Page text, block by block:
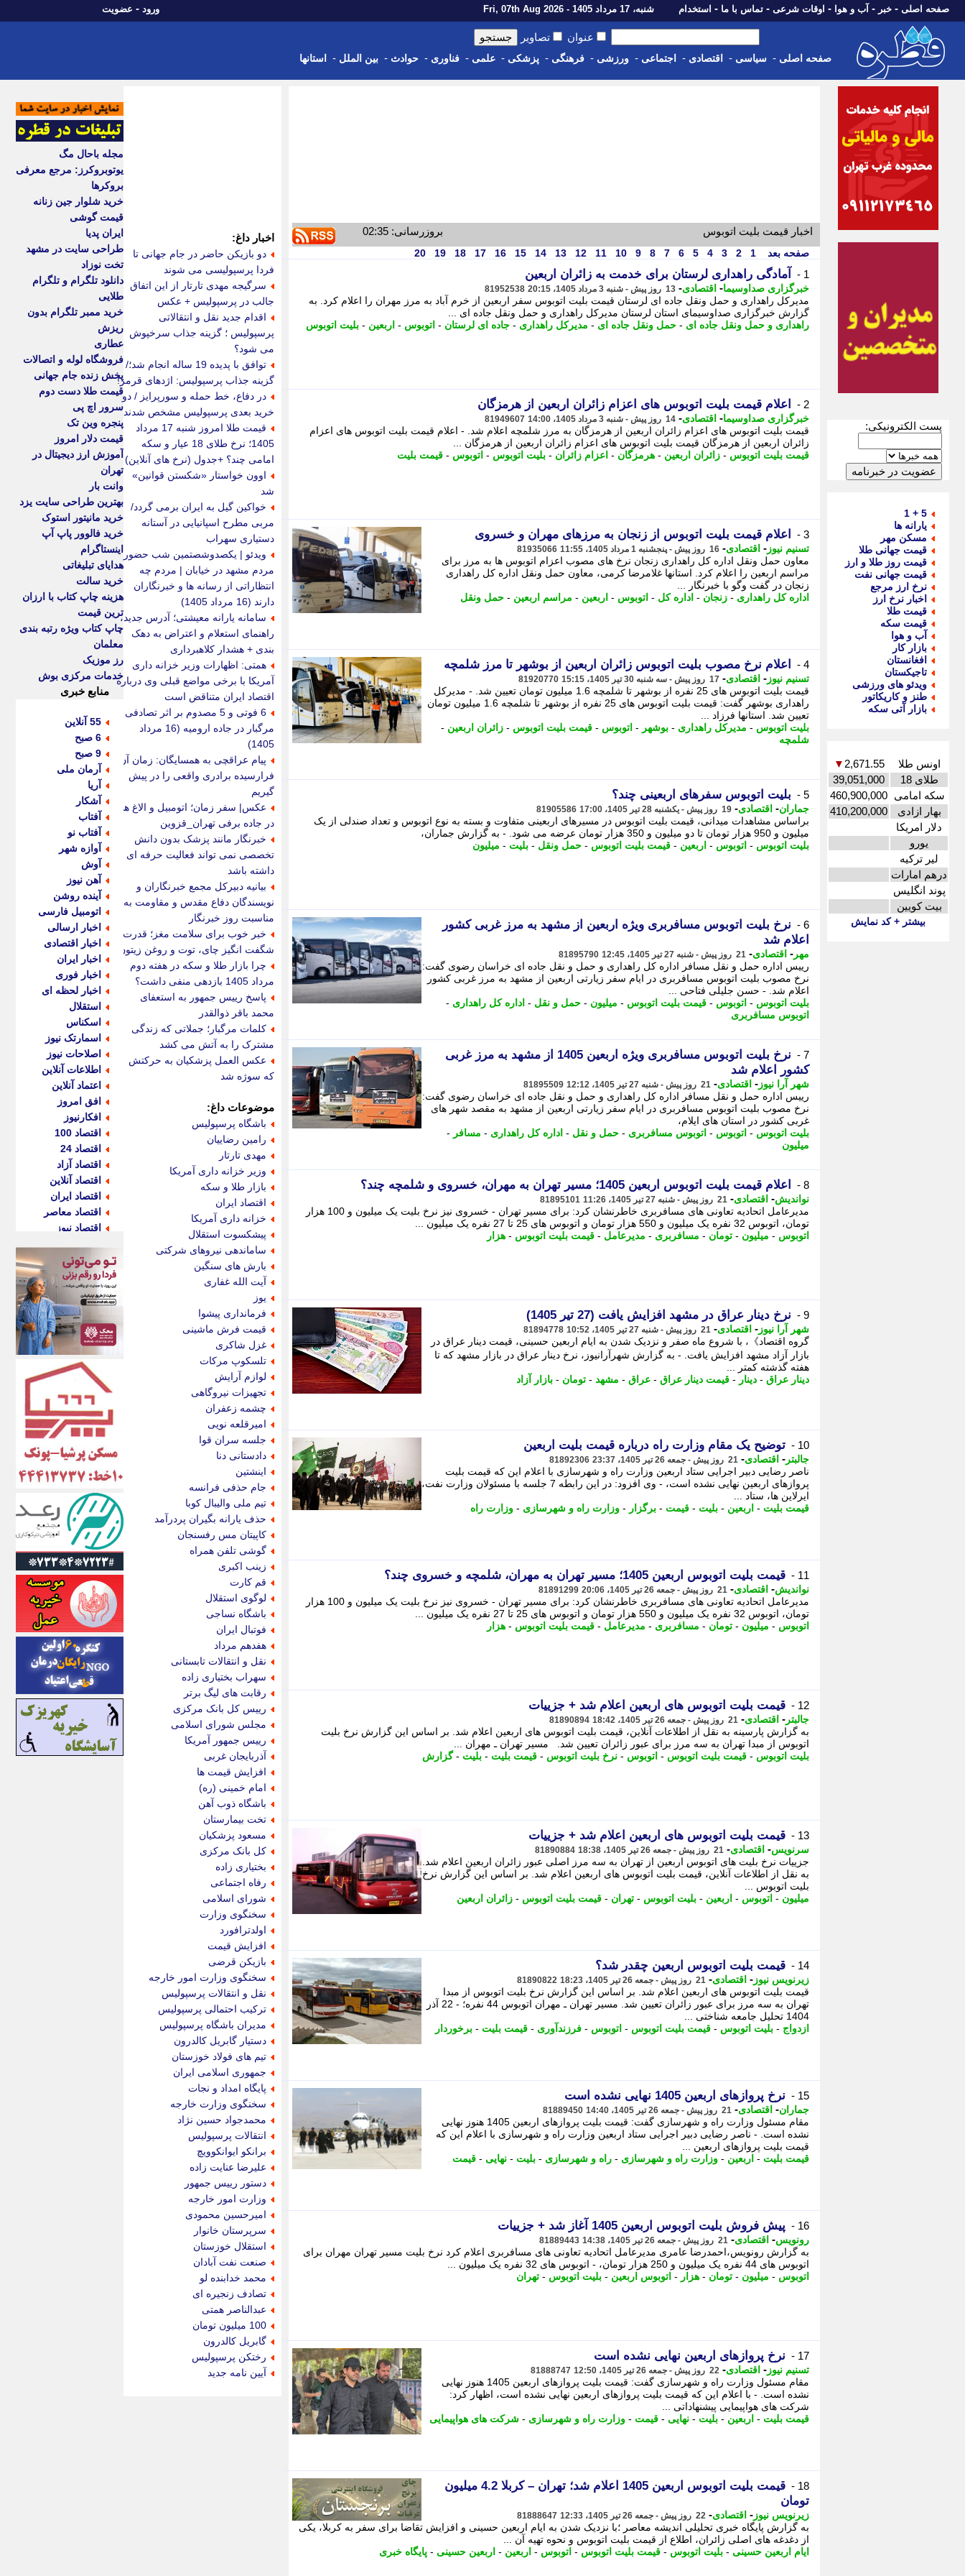
صفحه اصلی - خبر - آب و هوا - اوقات شرعی - تماس با ما - استخدام شنبه، 17 مرداد 1405 - Fri, 07th Aug 2026 ورود - عضویت
عنوان تصاویر
صفحه اصلی - سیاسی - اقتصادی - اجتماعی - ورزشی - فرهنگی - پزشکی - علمی - فناوری - حوادث - بین الملل - استانها
پست الکترونیکی:
5 + 1
یارانه ها
مسکن مهر
قیمت جهانی طلا
قیمت روز طلا و ارز
قیمت جهانی نفت
نرخ ارز مرجع
اخبار نرخ ارز
قیمت طلا
قیمت سکه
آب و هوا
بازار کار
افغانستان
تاجیکستان
ویدئو های ورزشی
طنز و کاریکاتور
بازار آتی سکه
اونس طلا 2,671.55
▼
طلای 18
39,051,000
سکه امامی 460,900,000
بهار ازادی
410,200,000
دلار امریکا
یورو
لیر ترکیه
درهم امارات
پوند انگلیس
بیت کویین
بیشتر + کد نمایش
اخبار قیمت بلیت اتوبوس بروزرسانی: 02:35
صفحه بعد 1
2
3
4
5
6
7
8
9
10
11
12
13
14
15
16
17
18
19
20
1 - آمادگی راهداری لرستان برای خدمت به زائران اربعین
خبرگزاری صداوسیما- اقتصادی- 13 روز پیش - شنبه 3 مرداد 1405، 20:15 81952538
مدیرکل راهداری و حمل ونقل جاده ای لرستان قیمت بلیت اتوبوس سفر اربعین از خرم آباد به مرز مهران را اعلام کرد. به
گزارش خبرگزاری صداوسیمای استان لرستان مدیرکل راهداری و حمل ونقل جاده ای ...
راهداری و حمل ونقل جاده ای - حمل ونقل جاده ای - مدیرکل راهداری - جاده ای لرستان - اتوبوس - اربعین - بلیت اتوبوس
2 - اعلام قیمت بلیت اتوبوس های اعزام زائران اربعین از هرمزگان
خبرگزاری صداوسیما- اقتصادی- 14 روز پیش - شنبه 3 مرداد 1405، 14:00 81949607
قیمت بلیت اتوبوس های اعزام زائران اربعین از هرمزگان به مرز شلمچه اعلام شد. - اعلام قیمت بلیت اتوبوس های اعزام
زائران اربعین از هرمزگان قیمت بلیت اتوبوس های اعزام زائران اربعین از هرمزگان ...
قیمت بلیت اتوبوس - زائران اربعین - هرمزگان - اعزام زائران - بلیت اتوبوس - اتوبوس - قیمت بلیت
3 - اعلام قیمت بلیت اتوبوس از زنجان به مرزهای مهران و خسروی
تسنیم نیوز - اقتصادی- 16 روز پیش - پنجشنبه 1 مرداد 1405، 11:55 81935066
معاون حمل ونقل اداره کل راهداری زنجان نرخ های مصوب اعزام اتوبوس ها به مرز برای
مراسم اربعین را اعلام کرد. استانها غلامرضا کرمی، معاون حمل ونقل اداره کل راهداری
زنجان در گفت وگو با خبرنگار ...
اداره کل راهداری - زنجان - اداره کل - اتوبوس - اربعین - مراسم اربعین - حمل ونقل
4 - اعلام نرخ مصوب بلیت اتوبوس زائران اربعین از بوشهر تا مرز شلمچه
تسنیم نیوز - اقتصادی- 17 روز پیش - سه شنبه 30 تیر 1405، 15:15 81920770
قیمت بلیت اتوبوس های 25 نفره از بوشهر تا شلمچه 1.6 میلیون تومان تعیین شد. - مدیرکل
راهداری بوشهر گفت: قیمت بلیت اتوبوس های 25 نفره از بوشهر تا شلمچه 1.6 میلیون تومان
تعیین شد. استانها فرزاد ...
بلیت اتوبوس - مدیرکل راهداری - بوشهر - اتوبوس - قیمت بلیت اتوبوس - زائران اربعین -
شلمچه
5 - بلیت اتوبوس سفرهای اربعینی چند؟
جماران- اقتصادی- 19 روز پیش - یکشنبه 28 تیر 1405، 17:00 81905586
براساس مشاهدات میدانی، قیمت بلیت اتوبوس در مسیرهای اربعینی متفاوت و بسته به نوع اتوبوس و تعداد صندلی از یک
میلیون و 950 هزار تومان تا دو میلیون و 350 هزار تومان عرضه می شود. - به گزارش جماران،
بلیت اتوبوس - اتوبوس - اربعین - قیمت بلیت اتوبوس - حمل ونقل - بلیت - میلیون
6 -
نرخ بلیت اتوبوس مسافربری ویژه اربعین از مشهد به مرز غربی کشور
اعلام شد
مهر - اقتصادی- 21 روز پیش - شنبه 27 تیر 1405، 12:45 81895790
رییس اداره حمل و نقل مسافر اداره کل راهداری و حمل و نقل جاده ای خراسان رضوی گفت:
نرخ مصوب بلیت اتوبوس مسافربری در ایام سفر زیارتی اربعین از مشهد به مرز غربی کشور
اعلام شد. - حسن جلیلی فتاحی ...
بلیت اتوبوس - اتوبوس - قیمت بلیت اتوبوس - میلیون - حمل و نقل - اداره کل راهداری -
اتوبوس مسافربری
7 -
نرخ بلیت اتوبوس مسافربری ویژه اربعین 1405 از مشهد به مرز غربی
کشور اعلام شد
شهر آرا نیوز - اقتصادی- 21 روز پیش - شنبه 27 تیر 1405، 12:12 81895509
رییس اداره حمل و نقل مسافر اداره کل راهداری و حمل و نقل جاده ای خراسان رضوی گفت:
نرخ مصوب بلیت اتوبوس مسافربری در ایام سفر زیارتی اربعین از مشهد به مقصد شهر های
غربی کشور در استان های ایلام،
بلیت اتوبوس - اتوبوس - اتوبوس مسافربری - حمل و نقل - اداره کل راهداری - مسافر -
میلیون
8 - اعلام قیمت بلیت اتوبوس اربعین 1405؛ مسیر تهران به مهران، خسروی و شلمچه چند؟
نواندیش- اقتصادی- 21 روز پیش - شنبه 27 تیر 1405، 11:26 81895101
مدیرعامل اتحادیه تعاونی های مسافربری خاطرنشان کرد: برای مسیر تهران - خسروی نیز نرخ بلیت یک میلیون و 100 هزار
تومان، اتوبوس 32 نفره یک میلیون و 550 هزار تومان و اتوبوس های 25 تا 27 نفره یک میلیون ...
اتوبوس - میلیون - تومان - مسافربری - مدیرعامل - قیمت بلیت اتوبوس - هزار
9 - نرخ دینار عراق در مشهد افزایش یافت (27 تیر 1405)
شهر آرا نیوز - اقتصادی- 21 روز پیش - شنبه 27 تیر 1405، 10:52 81894778
گروه اقتصاد》، با شروع ماه صفر و نزدیک شدن به ایام اربعین حسینی، قیمت دینار عراق در
بازار آزاد مشهد افزایش یافت. - به گزارش شهرآرانیوز، نرخ دینار عراق در بازار مشهد که تا
هفته گذشته کمتر ...
دینار عراق - دینار - قیمت دینار عراق - عراق - مشهد - تومان - بازار آزاد
10 - توضیح یک مقام وزارت راه درباره قیمت بلیت اربعین
جالبتر - اقتصادی- 21 روز پیش - جمعه 26 تیر 1405، 23:37 81892306
ناصر رضایی دبیر اجرایی ستاد اربعین وزارت راه و شهرسازی با اعلام این که قیمت بلیت
پروازهای اربعین نهایی نشده است، - وی افزود: در این رابطه 7 جلسه با مسئولان وزارت نفت،
ایرلاین ها، ستاد ...
قیمت بلیت - اربعین - بلیت - قیمت - برگزار - وزارت راه و شهرسازی - وزارت راه
11 - قیمت بلیت اتوبوس اربعین 1405؛ مسیر تهران به مهران، شلمچه و خسروی چند؟
نواندیش- اقتصادی- 21 روز پیش - جمعه 26 تیر 1405، 20:06 81891299
مدیرعامل اتحادیه تعاونی های مسافربری خاطرنشان کرد: برای مسیر تهران - خسروی نیز نرخ بلیت یک میلیون و 100 هزار
تومان، اتوبوس 32 نفره یک میلیون و 550 هزار تومان و اتوبوس های 25 تا 27 نفره یک میلیون ...
اتوبوس - میلیون - تومان - مسافربری - مدیرعامل - قیمت بلیت اتوبوس - هزار
12 - قیمت بلیت اتوبوس های اربعین اعلام شد + جزییات
جالبتر - اقتصادی- 21 روز پیش - جمعه 26 تیر 1405، 18:42 81890894
به گزارش پارسینه به نقل از اطلاعات آنلاین، قیمت بلیت اتوبوس های اربعین اعلام شد. بر اساس این گزارش نرخ بلیت
اتوبوس از مبدا تهران به سه مرز برای عبور زائران تعیین شد. مسیر تهران ـ مهران ...
بلیت اتوبوس - قیمت بلیت اتوبوس - اتوبوس - نرخ بلیت اتوبوس - قیمت بلیت - بلیت -گزارش
13 - قیمت بلیت اتوبوس های اربعین اعلام شد + جزییات
سرنویس- اقتصادی- 21 روز پیش - جمعه 26 تیر 1405، 18:38 81890884
جزییات نرخ بلیت های اتوبوس اربعین از تهران به سه مرز اصلی عبور زائران اربعین اعلام شد.
به نقل از اطلاعات آنلاین، قیمت بلیت اتوبوس های اربعین اعلام شد. بر اساس این گزارش نرخ
بلیت اتوبوس ...
میلیون - اتوبوس - اربعین - بلیت اتوبوس - تهران - قیمت بلیت اتوبوس - زائران اربعین
14 - قیمت بلیت اتوبوس اربعین چقدر شد؟
زیرنویس نیوز - اقتصادی- 21 روز پیش - جمعه 26 تیر 1405، 18:23 81890822
قیمت بلیت اتوبوس های اربعین اعلام شد. بر اساس این گزارش نرخ بلیت اتوبوس از مبدا
تهران به سه مرز برای عبور زائران تعیین شد. مسیر تهران ـ مهران اتوبوس 44 نفره؛ - 22 آذر
1404 تحلیل جامعه شناختی ...
ازدواج - بلیت اتوبوس - قیمت بلیت اتوبوس - اتوبوس - فرزندآوری - قیمت بلیت - برخوردار
15 - نرخ پروازهای اربعین 1405 نهایی نشده است
جماران- اقتصادی- 21 روز پیش - جمعه 26 تیر 1405، 14:40 81889450
مقام مسئول وزارت راه و شهرسازی گفت: قیمت بلیت پروازهای اربعین 1405 هنوز نهایی
نشده است. - ناصر رضایی دبیر اجرایی ستاد اربعین وزارت راه و شهرسازی با اعلام این که
قیمت بلیت پروازهای اربعین ...
قیمت بلیت - اربعین - وزارت راه و شهرسازی - راه و شهرسازی - بلیت - نهایی - قیمت
16 - پیش فروش بلیت اتوبوس اربعین 1405 آغاز شد + جزییات
رونویس- اقتصادی- 21 روز پیش - جمعه 26 تیر 1405، 14:38 81889443
به گزارش رونویس،احمدرضا عامری مدیرعامل اتحادیه تعاونی های مسافربری اعلام کرد نرخ بلیت مسیر تهران مهران برای
اتوبوس های 44 نفره یک میلیون و 250 هزار تومان، - اتوبوس های 32 نفره یک میلیون ...
اتوبوس - میلیون - تومان - هزار - اتوبوس اربعین - بلیت اتوبوس - تهران
17 - نرخ پروازهای اربعین نهایی نشده است
تسنیم نیوز - اقتصادی- 22 روز پیش - جمعه 26 تیر 1405، 12:50 81888747
مقام مسئول وزارت راه و شهرسازی گفت: قیمت بلیت پروازهای اربعین 1405 هنوز نهایی
نشده است. - با اعلام این که قیمت بلیت پروازهای اربعین نهایی نشده است، اظهار کرد:
شرکت های هواپیمایی پیشنهاداتی ...
قیمت بلیت - اربعین - بلیت - نهایی - قیمت - وزارت راه و شهرسازی - شرکت های هواپیمایی
18 -
قیمت بلیت اتوبوس اربعین 1405 اعلام شد؛ تهران – کربلا 4.2 میلیون
تومان
زیرنویس نیوز - اقتصادی- 22 روز پیش - جمعه 26 تیر 1405، 12:33 81888647
به گزارش پایگاه خبری تحلیلی اندیشه معاصر ؛با نزدیک شدن به ایام اربعین حسینی و افزایش تقاضا برای سفر به کربلا، یکی
از دغدغه های اصلی زائران، اطلاع از قیمت بلیت اتوبوس و نحوه تهیه آن ...
ایام اربعین حسینی - بلیت اتوبوس - قیمت بلیت اتوبوس - اتوبوس - اربعین - اربعین حسینی - پایگاه خبری
اخبار داغ:
دو بازیکن حاضر در جام جهانی تا
فردا پرسپولیسی می شوند
سرگیجه مهدی تارتار از این اتفاق
جالب در پرسپولیس + عکس
اقدام جدید نقل و انتقالاتی
پرسپولیس ؛ گزینه جذاب سرخپوش
می شود؟
توافق با پدیده 19 ساله انجام شد؛/
گزینه جذاب پرسپولیس: اژدهای قرمز!
در دفاع، خط حمله و سورپرایز / دو
خرید بعدی پرسپولیس مشخص شدند
قیمت طلا امروز شنبه 17 مرداد
1405؛ نرخ طلای 18 عیار و سکه
امامی چند؟ +جدول (نرخ های آنلاین)
اوون خواستار «شکستن قوانین»
شد
خواکین گیل به ایران برمی گردد/
مربی مطرح اسپانیایی در آستانه
دستیاری سهراب
ویدئو | یکصدوشصتمین شب حضور
مردم مشهد در خیابان | مردم چه
انتظاراتی از رسانه ها و خبرنگاران
دارند (16 مرداد 1405)
سامانه یارانه معیشتی؛ آدرس جدید،
راهنمای استعلام و اعتراض به دهک
بندی + هشدار کلاهبرداری
همتی: اظهارات وزیر خزانه داری
آمریکا با برخی مواضع قبلی وی درباره
اقتصاد ایران متناقض است
6 فوتی و 5 مصدوم بر اثر تصادفی
مرگبار در جاده ارومیه (16 مرداد
1405)
پیام عراقچی به همسایگان: زمان آن
فرارسیده برادری واقعی را در پیش
گیریم
عکس| سفر زمان؛ اتومبیل و الاغ ها
در جاده برفی تهران_قزوین
خبرنگار مانند پزشک بدون دانش
تخصصی نمی تواند فعالیت حرفه ای
داشته باشد
بیانیه دبیرکل مجمع خبرنگاران و
نویسندگان دفاع مقدس و مقاومت به
مناسبت روز خبرنگار
خبر خوب برای سلامت مغز؛ قدرت
شگفت انگیز چای، توت و روغن زیتون
چرا بازار طلا و سکه در هفته دوم
مرداد 1405 بازدهی منفی داشت؟
پاسخ رییس جمهور به استعفای
محمد باقر ذوالقدر
کلمات مرگبار؛ جملاتی که زندگی
مشترک را به آتش می کشد
عکس العمل پزشکیان به حرکتش
که سوژه شد
موضوعات داغ:
باشگاه پرسپولیس
رامین رضاییان
مهدی تارتار
وزیر خزانه داری آمریکا
بازار طلا و سکه
اقتصاد ایران
خزانه داری آمریکا
پیشکسوت استقلال
ساماندهی نیروهای شرکتی
بارش های سنگین
آیت الله غفاری
یوز
فرمانداری پیشوا
قیمت فرش ماشینی
غزل شاکری
تلسکوپ مرکات
لوازم آرایش
تجهیزات نیروگاهی
چشمه زعفران
امیرقلعه نویی
جلسه سران قوا
دادستانی دنا
اینشتین
جام حذفی فرانسه
تیم ملی والیبال کوبا
حذف یارانه بگیران پردرآمد
کاپیتان مس رفسنجان
گوشی تلفن همراه
زینب اکبری
قم کارت
لوگوی استقلال
باشگاه نساجی
فوتبال ایران
هفدهم مرداد
نقل و انتقالات تابستانی
سهراب بختیاری زاده
رقابت های لیگ برتر
رییس کل بانک مرکزی
مجلس شورای اسلامی
رییس جمهور آمریکا
آذربایجان غربی
افزایش قیمت ها
امام خمینی (ره)
باشگاه ذوب آهن
تخت بیمارستان
مسعود پزشکیان
کل بانک مرکزی
بختیاری زاده
رفاه اجتماعی
شورای اسلامی
سخنگوی وزارت
اولدترافورد
افزایش قیمت
بازیکن قرضی
سخنگوی وزارت امور خارجه
نقل و انتقالات پرسپولیس
ترکیب احتمالی پرسپولیس
مدیران باشگاه پرسپولیس
دستیار گابریل کالدرون
تیم های فولاد خوزستان
جمهوری اسلامی ایران
پایگاه امداد و نجات
سخنگوی وزارت خارجه
محمدجواد حسین نژاد
انتقالات پرسپولیس
برانکو ایوانکوویچ
علیرضا عنایت زاده
دستور رییس جمهور
وزارت امور خارجه
امیرحسین محمودی
سرپرستان خانوار
استقلال خوزستان
صنعت نفت آبادان
محمد خدابنده لو
تصادف زنجیره ای
عبدالناصر همتی
100 میلیون تومان
گابریل کالدرون
رختکن پرسپولیس
آیین نامه جدید
مجله باحال مگ
یوتوبروکرز: مرجع معرفی
بروکرها
خرید شلوار جین زنانه
قیمت گوشی
ایران پدیا
طراحی سایت در مشهد
تخت نوزاد
دانلود تلگرام و تلگرام
طلایی
خرید ممبر تلگرام بدون
ریزش
عطاری
فروشگاه لوله و اتصالات
پخش زنده جام جهانی
قیمت طلا دست دوم
سرور اچ پی
پنجره وین تک
قیمت دلار امروز
آموزش ارز دیجیتال در
تهران
وانت بار
بهترین طراحی سایت یزد
خرید مانیتور استوک
خرید فالوور پاپ آپ
اینستاگرام
هدایای تبلیغاتی
خرید سالت
هزینه چاپ کتاب با ارزان
ترین قیمت
چاپ کتاب ویژه رتبه بندی
معلمان
رز موزیک
خدمات مرکزی بوش
منابع خبری
55 آنلاین
6 صبح
9 صبح
آرمان ملی
آریا
آشکار
آفتاب
آفتاب نو
آوازه شهر
آوش
آهن نیوز
آینده روشن
اتومبیل فارسی
اخبار ارسالی
اخبار اقتصادی
اخبار ایران
اخبار فوری
اخبار لحظه ای
استقلال
اسکناس
اسمارتک نیوز
اصلاحات نیوز
اطلاعات آنلاین
اعتماد آنلاین
افق امروز
افکارنیوز
اقتصاد 100
اقتصاد 24
اقتصاد آزاد
اقتصاد آنلاین
اقتصاد ایران
اقتصاد معاصر
اقتصاد نیوز
اکوفارس
اکونگار
اکونیوز
الف
انتشار آنلاین
اندیشه قرن
اندیشه معاصر
اندیشه ها
انرژی پرس
ای استخدام
ایتنا
ایراف
ایران آرت
ایران آنلاین
ایران زندگی
ایران فوری
ایرانی روز
ایرانیتال
ایرنا
ایسکانیوز
ایسنا
ایکنا
ایلنا
اینتیتر
ایونا نیوز
بازتاب آنلاین
باشگاه خبرنگاران
باغستان نیوز
بامبوک
ببین و بخون
بدینسان
بنکر